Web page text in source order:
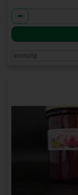
Anzahl